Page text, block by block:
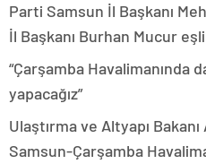
Parti Samsun İl Başkanı
İl Başkanı Burhan Mucur
“Çarşamba Havalimanında
yapacağız”
Ulaştırma ve Altyapı
Samsun-Çarşamba